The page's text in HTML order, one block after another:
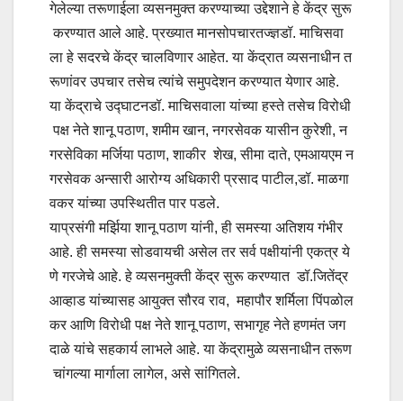
गेलेल्या तरूणाईला व्यसनमुक्त करण्याच्या उद्देशाने हे केंद्र सुरू
करण्यात आले आहे. प्रख्यात मानसोपचारतज्ज्ञडॉ. माचिसवा
ला हे सदरचे केंद्र चालविणार आहेत. या केंद्रात व्यसनाधीन त
रूणांवर उपचार तसेच त्यांचे समुपदेशन करण्यात येणार आहे.
या केंद्राचे उद्घाटनडॉ. माचिसवाला यांच्या हस्ते तसेच विरोधी
पक्ष नेते शानू पठाण, शमीम खान, नगरसेवक यासीन कुरेशी, न
गरसेविका मर्जिया पठाण, शाकीर शेख, सीमा दाते, एमआयएम न
गरसेवक अन्सारी आरोग्य अधिकारी प्रसाद पाटील,डॉ. माळगा
वकर यांच्या उपस्थितीत पार पडले.
याप्रसंगी मर्झिया शानू पठाण यांनी, ही समस्या अतिशय गंभीर
आहे. ही समस्या सोडवायची असेल तर सर्व पक्षीयांनी एकत्र ये
णे गरजेचे आहे. हे व्यसनमुक्ती केंद्र सुरू करण्यात डॉ.जितेंद्र
आव्हाड यांच्यासह आयुक्त सौरव राव, महापौर शर्मिला पिंपळोल
कर आणि विरोधी पक्ष नेते शानू पठाण, सभागृह नेते हणमंत जग
दाळे यांचे सहकार्य लाभले आहे. या केंद्रामुळे व्यसनाधीन तरूण
चांगल्या मार्गाला लागेल, असे सांगितले.